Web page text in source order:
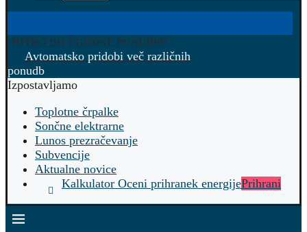
HITRO DO UGODNE PONUDBE
Avtomatsko pridobi več različnih
ponudb
Izpostavljamo
Toplotne črpalke
Sončne elektrarne
Lunos prezračevanje
Subvencije
Aktualne novice
Kalkulator Oceni prihranek energijePrihrani